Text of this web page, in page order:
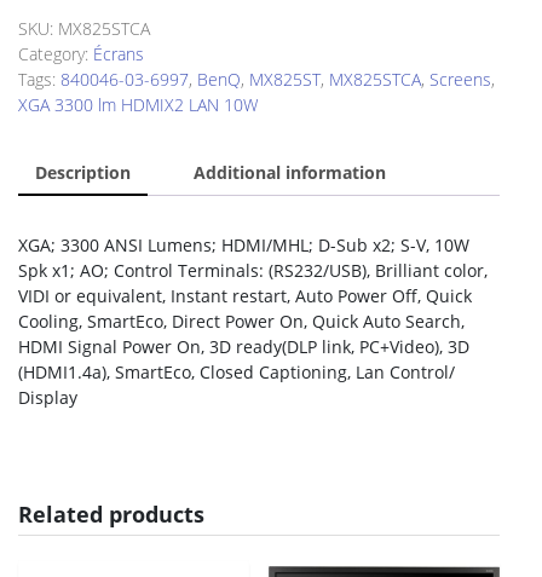
3300
lm
HDMIX2
LAN
SKU: MX825STCA
Category: Écrans
Tags: 840046-03-6997, BenQ, MX825ST, MX825STCA, Screens,
XGA 3300 lm HDMIX2 LAN 10W
Description Additional information
XGA; 3300 ANSI Lumens; HDMI/MHL; D-Sub x2; S-V, 10W
Spk x1; AO; Control Terminals: (RS232/USB), Brilliant color,
VIDI or equivalent, Instant restart, Auto Power Off, Quick
Cooling, SmartEco, Direct Power On, Quick Auto Search,
HDMI Signal Power On, 3D ready(DLP link, PC+Video), 3D
(HDMI1.4a), SmartEco, Closed Captioning, Lan Control/
Display
Related products